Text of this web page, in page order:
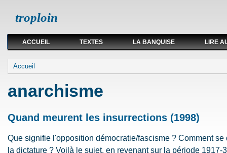
troploin
ACCUEIL TEXTES LA BANQUISE LIRE
Vous êtes ici
Accueil
anarchisme
Quand meurent les insurrections (1998)
Que signifie l'opposition démocratie/fascisme ? Comment
la dictature ? Voilà le sujet, en revenant sur la période 1917-